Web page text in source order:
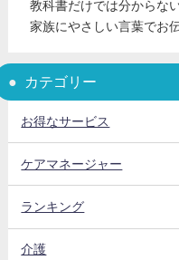
教科書だけでは分からな
家族にやさしい言葉でお
カテゴリー
お得なサービス
ケアマネージャー
ランキング
介護